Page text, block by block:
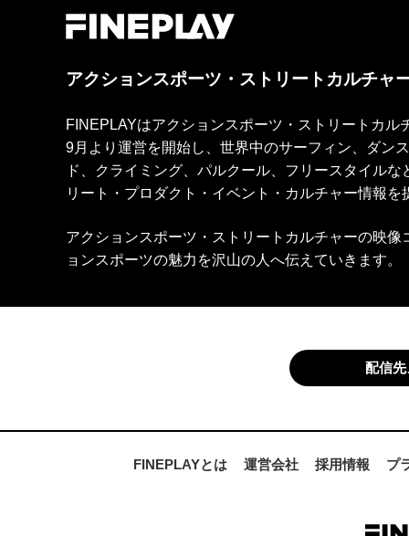
アクションスポーツ・ストリートカルチャ
FINEPLAYはアクションスポーツ・ストリートカ
9月より運営を開始し、世界中のサーフィン、ダン
ド、クライミング、パルクール、フリースタイル
リート・プロダクト・イベント・カルチャー情報を
アクションスポーツ・ストリートカルチャーの映
ョンスポーツの魅力を沢山の人へ伝えていきます。
配信
FINEPLAYとは 運営会社 採用情報 プ